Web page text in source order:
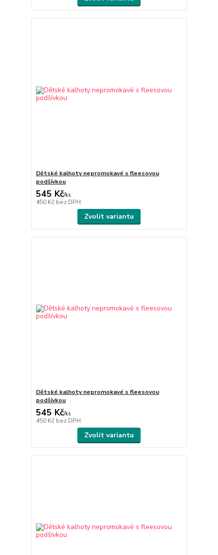
Dětské kalhoty nepromokavé s fleesovou
podšívkou
545 Kč/ks
450 Kč bez DPH
Zvolit variantu
Dětské kalhoty nepromokavé s fleesovou
podšívkou
545 Kč/ks
450 Kč bez DPH
Zvolit variantu